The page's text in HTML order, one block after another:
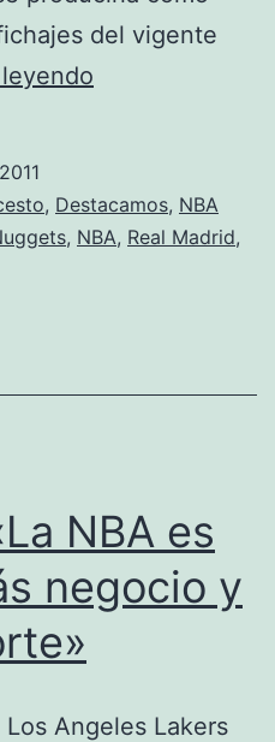
del vigente
por
los
, Destacamos, NBA
, NBA, Real Madrid,
NBA es
negocio y
Angeles Lakers